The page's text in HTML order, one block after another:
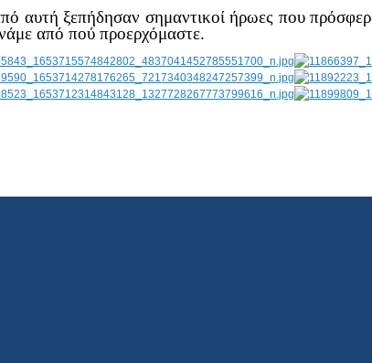
αυτή ξεπήδησαν σημαντικοί ήρωες που
από πού προερχόμαστε.